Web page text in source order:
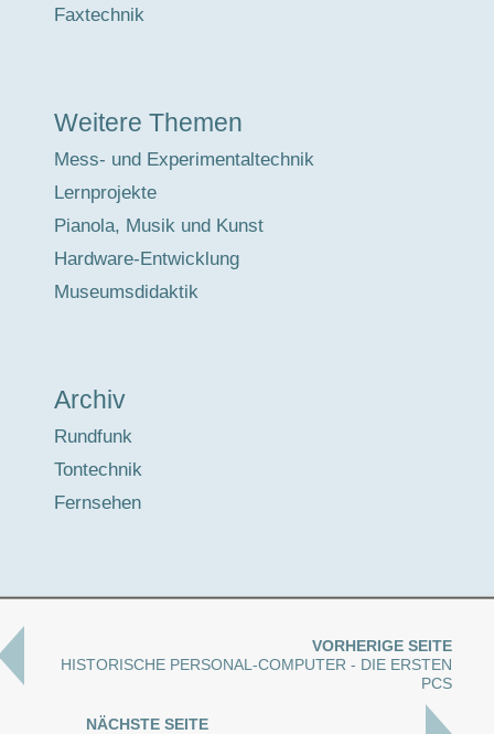
Faxtechnik
Weitere Themen
Mess- und Experimentaltechnik
Lernprojekte
Pianola, Musik und Kunst
Hardware-Entwicklung
Museumsdidaktik
Archiv
Rundfunk
Tontechnik
Fernsehen
VORHERIGE SEITE
HISTORISCHE PERSONAL-COMPUTER - DIE ERSTEN
PCS
NÄCHSTE SEITE